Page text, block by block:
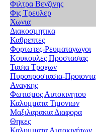
Φιλτρα Βενζινης
Φις Τρευλερ
Χωνια
Διακοσμητικα
Καθρεπτες
Φορτωτες-Ρευματαγωγοι
Κουκουλες Προστασιας
Τασια Τροχων
Πυροπροστασια-Προιοντα
Αναγκης
Φωτισμος Αυτοκινητου
Καλυμματα Τιμονιων
Μαξιλαρακια Διαφορα
Θηκες
Καλυμματα Αυτοκινήτων